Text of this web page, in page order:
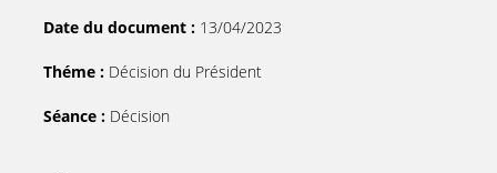
Date du document : 13/04/2023
Théme : Décision du Président
Séance : Décision